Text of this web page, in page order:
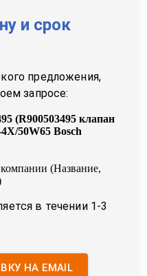
и срок
предложения,
запросе:
(R900503495 клапан
50W65 Bosch
(Название,
в течении 1-3
НА EMAIL